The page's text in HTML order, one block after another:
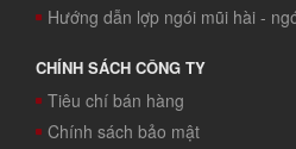
Hướng dẫn lợp ngói mũi hài -
CHÍNH SÁCH CÔNG TY
Tiêu chí bán hàng
Chính sách bảo mật